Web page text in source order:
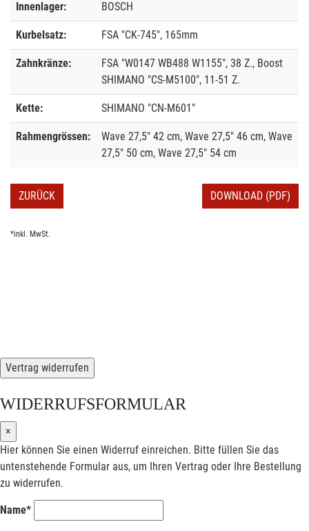
Innenlager: BOSCH
Kurbelsatz: FSA "CK-745", 165mm
Zahnkränze:
FSA "W0147 WB488 W1155", 38 Z., Boost
SHIMANO "CS-M5100", 11-51 Z.
Kette: SHIMANO "CN-M601"
Rahmengrössen:
Wave 27,5" 42 cm, Wave 27,5" 46 cm, Wave
27,5" 50 cm, Wave 27,5" 54 cm
ZURÜCK DOWNLOAD (PDF)
*inkl. MwSt.
Vertrag widerrufen
WIDERRUFSFORMULAR
×
Hier können Sie einen Widerruf einreichen. Bitte füllen Sie das
untenstehende Formular aus, um Ihren Vertrag oder Ihre Bestellung
zu widerrufen.
Name*